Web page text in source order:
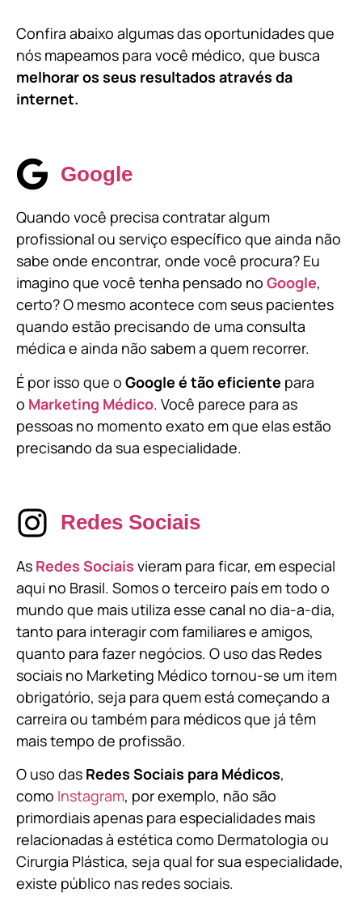
Confira abaixo algumas das oportunidades que
nós mapeamos para você médico, que busca
melhorar os seus resultados através da
internet.
Google
Quando você precisa contratar algum
profissional ou serviço específico que ainda não
sabe onde encontrar, onde você procura? Eu
imagino que você tenha pensado no Google,
certo? O mesmo acontece com seus pacientes
quando estão precisando de uma consulta
médica e ainda não sabem a quem recorrer.
É por isso que o Google é tão eficiente para
o Marketing Médico. Você parece para as
pessoas no momento exato em que elas estão
precisando da sua especialidade.
Redes Sociais
As Redes Sociais vieram para ficar, em especial
aqui no Brasil. Somos o terceiro país em todo o
mundo que mais utiliza esse canal no dia-a-dia,
tanto para interagir com familiares e amigos,
quanto para fazer negócios. O uso das Redes
sociais no Marketing Médico tornou-se um item
obrigatório, seja para quem está começando a
carreira ou também para médicos que já têm
mais tempo de profissão.
O uso das Redes Sociais para Médicos,
como Instagram, por exemplo, não são
primordiais apenas para especialidades mais
relacionadas à estética como Dermatologia ou
Cirurgia Plástica, seja qual for sua especialidade,
existe público nas redes sociais.